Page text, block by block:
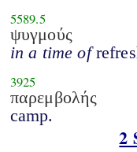
5589.5
ψυγμούς
in a time of
3925
παρεμβολής
camp.
2